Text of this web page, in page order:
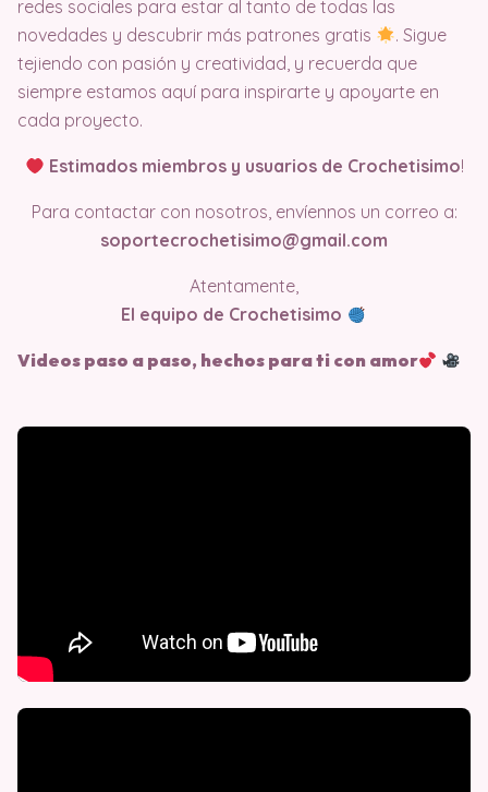
redes sociales para estar al tanto de todas las
novedades y descubrir más patrones gratis
. Sigue
tejiendo con pasión y creatividad, y recuerda que
siempre estamos aquí para inspirarte y apoyarte en
cada proyecto.
Estimados miembros y usuarios de Crochetisimo!
Para contactar con nosotros, envíennos un correo a:
soportecrochetisimo@gmail.com
Atentamente,
El equipo de Crochetisimo
Videos paso a paso, hechos para ti con amor